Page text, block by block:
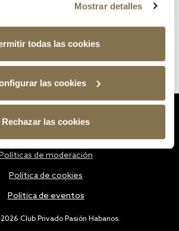
Mostrar detalles
todas las cookies
las cookies
Rechazar las cookies
Club Privado Pasión Habanos.
de moderación
Política de cookies
Política de eventos